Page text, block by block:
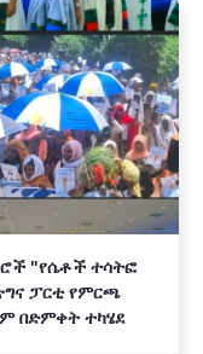
"የሴቶች ተሳትፎ
ፓርቲ የምርጫ
በድምቀት ተካሄደ